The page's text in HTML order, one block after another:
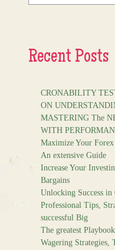
Recent Posts
CRONABILITY
ON
MASTERING The
WITH
Maximize Your
An extensive Guide
Increase Your
Bargains
Unlocking Success in
Professional Tips,
successful Big
The greatest
Wagering Strategies,